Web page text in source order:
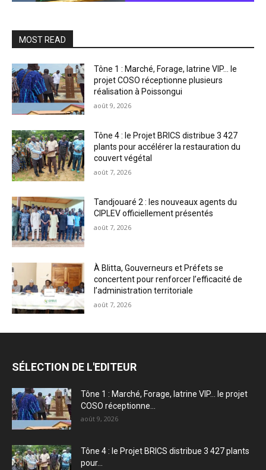
MOST READ
Tône 1 : Marché, Forage, latrine VIP… le
projet COSO réceptionne plusieurs
réalisation à Poissongui
août 9, 2026
Tône 4 : le Projet BRICS distribue 3 427
plants pour accélérer la restauration du
couvert végétal
août 7, 2026
Tandjouaré 2 : les nouveaux agents du
CIPLEV officiellement présentés
août 7, 2026
À Blitta, Gouverneurs et Préfets se
concertent pour renforcer l’efficacité de
l’administration territoriale
août 7, 2026
SÉLECTION DE L'EDITEUR
Tône 1 : Marché, Forage, latrine VIP… le projet
COSO réceptionne...
août 9, 2026
Tône 4 : le Projet BRICS distribue 3 427 plants
pour...